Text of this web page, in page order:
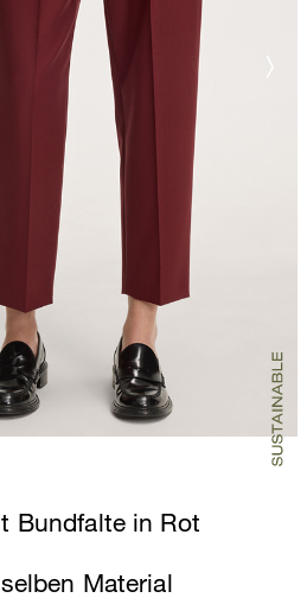
Bundfalte in Rot
Material